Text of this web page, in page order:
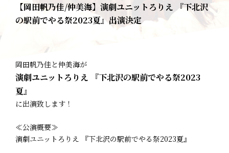
【岡田帆乃佳/仲美海】演劇ユニットろりえ 『下北沢
の駅前でやる祭2023夏』出演決定
岡田帆乃佳と仲美海が
演劇ユニットろりえ 『下北沢の駅前でやる祭2023
夏』
に出演致します！
≪公演概要≫
演劇ユニットろりえ 『下北沢の駅前でやる祭2023夏』